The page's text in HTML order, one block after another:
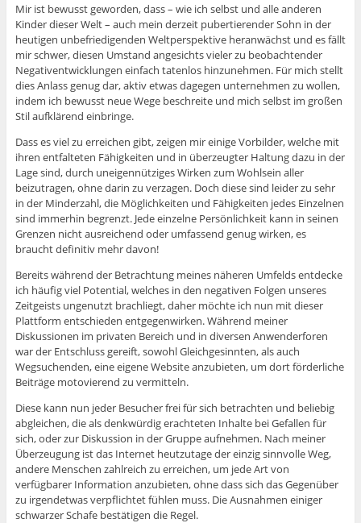
Mir ist bewusst geworden, dass – wie ich selbst und alle anderen
Kinder dieser Welt – auch mein derzeit pubertierender Sohn in der
heutigen unbefriedigenden Weltperspektive heranwächst und es fällt
mir schwer, diesen Umstand angesichts vieler zu beobachtender
Negativentwicklungen einfach tatenlos hinzunehmen. Für mich stellt
dies Anlass genug dar, aktiv etwas dagegen unternehmen zu wollen,
indem ich bewusst neue Wege beschreite und mich selbst im großen
Stil aufklärend einbringe.
Dass es viel zu erreichen gibt, zeigen mir einige Vorbilder, welche mit
ihren entfalteten Fähigkeiten und in überzeugter Haltung dazu in der
Lage sind, durch uneigennütziges Wirken zum Wohlsein aller
beizutragen, ohne darin zu verzagen. Doch diese sind leider zu sehr
in der Minderzahl, die Möglichkeiten und Fähigkeiten jedes Einzelnen
sind immerhin begrenzt. Jede einzelne Persönlichkeit kann in seinen
Grenzen nicht ausreichend oder umfassend genug wirken, es
braucht definitiv mehr davon!
Bereits während der Betrachtung meines näheren Umfelds entdecke
ich häufig viel Potential, welches in den negativen Folgen unseres
Zeitgeists ungenutzt brachliegt, daher möchte ich nun mit dieser
Plattform entschieden entgegenwirken. Während meiner
Diskussionen im privaten Bereich und in diversen Anwenderforen
war der Entschluss gereift, sowohl Gleichgesinnten, als auch
Wegsuchenden, eine eigene Website anzubieten, um dort förderliche
Beiträge motovierend zu vermitteln.
Diese kann nun jeder Besucher frei für sich betrachten und beliebig
abgleichen, die als denkwürdig erachteten Inhalte bei Gefallen für
sich, oder zur Diskussion in der Gruppe aufnehmen. Nach meiner
Überzeugung ist das Internet heutzutage der einzig sinnvolle Weg,
andere Menschen zahlreich zu erreichen, um jede Art von
verfügbarer Information anzubieten, ohne dass sich das Gegenüber
zu irgendetwas verpflichtet fühlen muss. Die Ausnahmen einiger
schwarzer Schafe bestätigen die Regel.